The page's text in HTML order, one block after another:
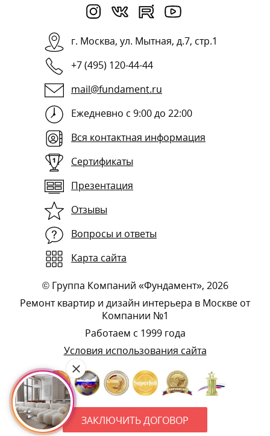
г. Москва, ул. Мытная, д.7, стр.1
+7 (495) 120-44-44
mail@fundament.ru
Ежедневно с 9:00 до 22:00
Вся контактная информация
Сертификаты
Презентация
Отзывы
Вопросы и ответы
Карта сайта
© Группа Компаний «Фундамент», 2026
Ремонт квартир и дизайн интерьера в Москве от
Компании №1
Работаем с 1999 года
Условия использования сайта
ЗАКЛЮЧИТЬ ДОГОВОР